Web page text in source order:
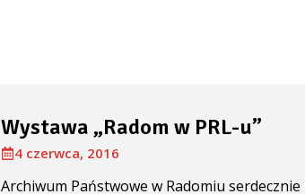
Wystawa „Radom w PRL-u”
4 czerwca, 2016
Archiwum Państwowe w Radomiu